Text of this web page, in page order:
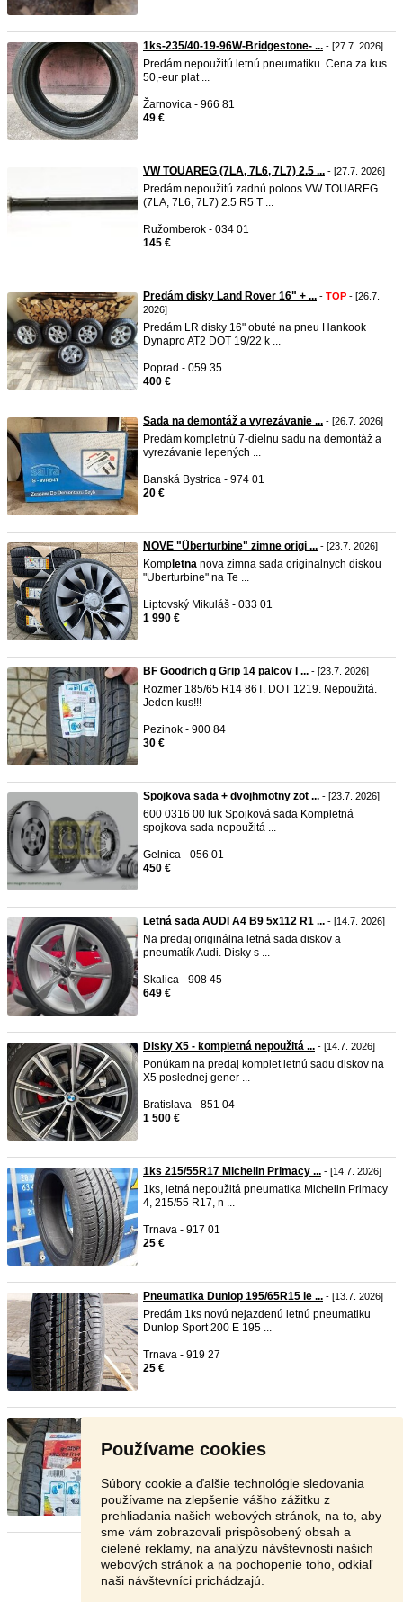
Používame cookies
Súbory cookie a ďalšie technológie sledovania
používame na zlepšenie vášho zážitku z
prehliadania našich webových stránok, na to, aby
sme vám zobrazovali prispôsobený obsah a
cielené reklamy, na analýzu návštevnosti našich
webových stránok a na pochopenie toho, odkiaľ
naši návštevníci prichádzajú.
1ks-235/40-19-96W-Bridgestone- ... - [27.7. 2026]
Predám nepoužitú letnú pneumatiku. Cena za kus
50,-eur plat ...
Žarnovica - 966 81
49 €
VW TOUAREG (7LA, 7L6, 7L7) 2.5 ... - [27.7. 2026]
Predám nepoužitú zadnú poloos VW TOUAREG
(7LA, 7L6, 7L7) 2.5 R5 T ...
Ružomberok - 034 01
145 €
Predám disky Land Rover 16" + ... - TOP - [26.7.
2026]
Predám LR disky 16" obuté na pneu Hankook
Dynapro AT2 DOT 19/22 k ...
Poprad - 059 35
400 €
Sada na demontáž a vyrezávanie ... - [26.7. 2026]
Predám kompletnú 7-dielnu sadu na demontáž a
vyrezávanie lepených ...
Banská Bystrica - 974 01
20 €
NOVE "Überturbine" zimne origi ... - [23.7. 2026]
Komp letna nova zimna sada originalnych diskou
"Uberturbine" na Te ...
Liptovský Mikuláš - 033 01
1 990 €
BF Goodrich g Grip 14 palcov l ... - [23.7. 2026]
Rozmer 185/65 R14 86T. DOT 1219. Nepoužitá.
Jeden kus!!!
Pezinok - 900 84
30 €
Spojkova sada + dvojhmotny zot ... - [23.7. 2026]
600 0316 00 luk Spojková sada Kompletná
spojkova sada nepoužitá ...
Gelnica - 056 01
450 €
Letná sada AUDI A4 B9 5x112 R1 ... - [14.7. 2026]
Na predaj originálna letná sada diskov a
pneumatík Audi. Disky s ...
Skalica - 908 45
649 €
Disky X5 - kompletná nepoužitá ... - [14.7. 2026]
Ponúkam na predaj komplet letnú sadu diskov na
X5 poslednej gener ...
Bratislava - 851 04
1 500 €
1ks 215/55R17 Michelin Primacy ... - [14.7. 2026]
1ks, letná nepoužitá pneumatika Michelin Primacy
4, 215/55 R17, n ...
Trnava - 917 01
25 €
Pneumatika Dunlop 195/65R15 le ... - [13.7. 2026]
Predám 1ks novú nejazdenú letnú pneumatiku
Dunlop Sport 200 E 195 ...
Trnava - 919 27
25 €
Nepoužitá. Letná. Rozmer 185/60R14 82H. 1
kus!!!! DOT 0419
Pezinok - 900 84
Stránka: 1 2 Ďalšia